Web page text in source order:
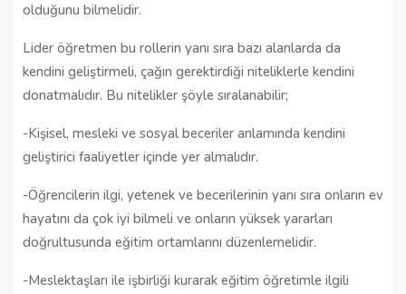
olduğunu bilmelidir.
Lider öğretmen bu rollerin yanı sıra bazı alanlarda da
kendini geliştirmeli, çağın gerektirdiği niteliklerle kendini
donatmalıdır. Bu nitelikler şöyle sıralanabilir;
-Kişisel, mesleki ve sosyal beceriler anlamında kendini
geliştirici faaliyetler içinde yer almalıdır.
-Öğrencilerin ilgi, yetenek ve becerilerinin yanı sıra onların ev
hayatını da çok iyi bilmeli ve onların yüksek yararları
doğrultusunda eğitim ortamlarını düzenlemelidir.
-Meslektaşları ile işbirliği kurarak eğitim öğretimle ilgili